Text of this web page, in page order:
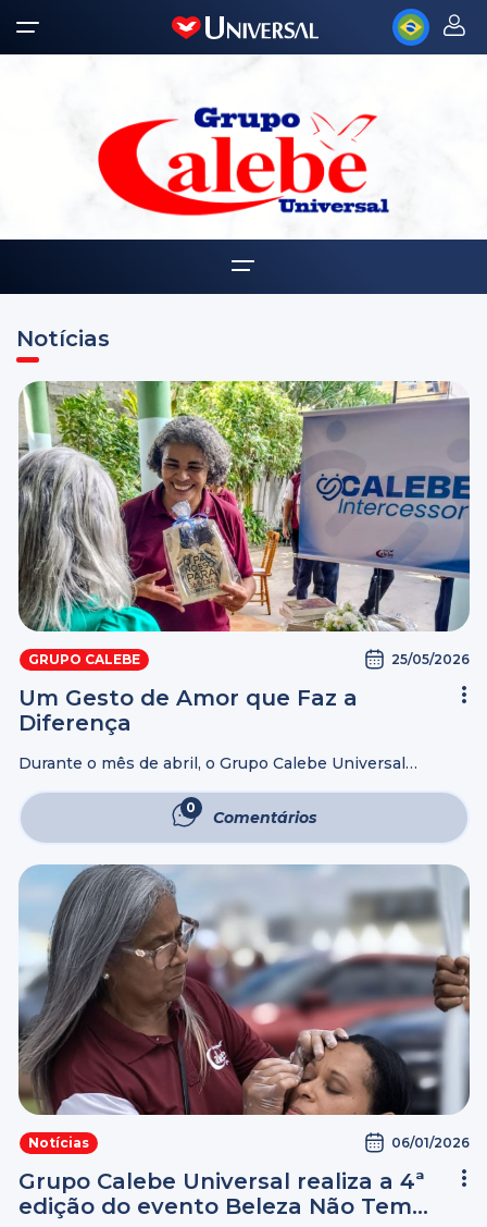
Quem somos
Notícias
Notícias
GRUPO CALEBE 25/05/2026
Um Gesto de Amor que Faz a
Diferença
Durante o mês de abril, o Grupo Calebe Universal
iniciativa dedicada a levar cuidado, acolhimento e
atenção aos idosos que vivem ...
0 Comentários
Notícias 06/01/2026
Grupo Calebe Universal realiza a 4ª
edição do evento Beleza Não Tem